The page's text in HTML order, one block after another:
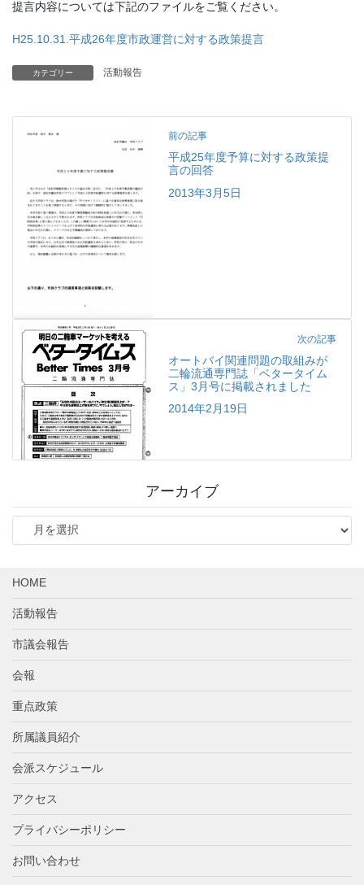
提言内容については下記のファイルをご覧ください。
H25.10.31.平成26年度市政運営に対する政策提言
カテゴリー 活動報告
前の記事
平成25年度予算に対する政策提
言の回答
2013年3月5日
次の記事
オートバイ関連問題の取組みが
二輪流通専門誌「ベタータイム
ス」3月号に掲載されました
2014年2月19日
アーカイブ
ア
カ
ブ
HOME
活動報告
市議会報告
会報
重点政策
所属議員紹介
会派スケジュール
アクセス
プライバシーポリシー
お問い合わせ